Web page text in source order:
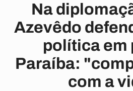
Na
Azevêdo
política em
Paraíba:
com a